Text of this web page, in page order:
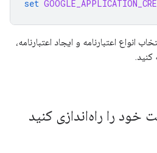
set
انواع اعتبارنامه و ایجاد اعتبارنامه،
کنید.
خود را راه‌اندازی کنید